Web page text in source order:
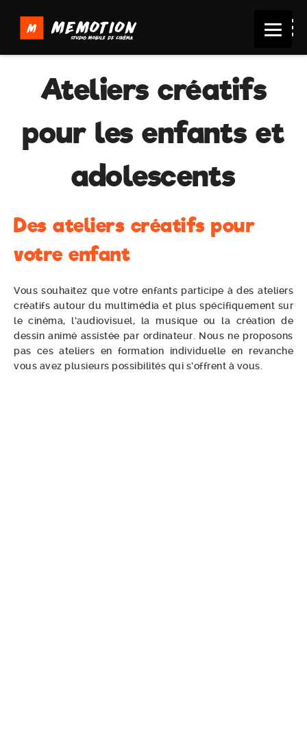
Ateliers créatifs
pour les enfants et
adolescents
Des ateliers créatifs pour
votre enfant
Vous souhaitez que votre enfants participe à des ateliers
créatifs autour du multimédia et plus spécifiquement sur
le cinéma, l’audiovisuel, la musique ou la création de
dessin animé assistée par ordinateur. Nous ne proposons
pas ces ateliers en formation individuelle en revanche
vous avez plusieurs possibilités qui s’offrent à vous.